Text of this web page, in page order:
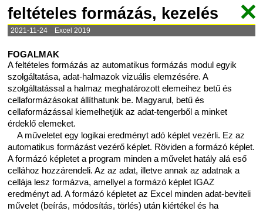
feltételes formázás, kezelés
2021-11-24 Excel 2019
FOGALMAK
A feltételes formázás az automatikus formázás modul egyik
szolgáltatása, adat-halmazok vizuális elemzésére. A
szolgáltatással a halmaz meghatározott elemeihez betű és
cellaformázásokat állíthatunk be. Magyarul, betű és
cellaformázással kiemelhetjük az adat-tengerből a minket
érdeklő elemeket.
A műveletet egy logikai eredményt adó képlet vezérli. Ez az
automatikus formázást vezérő képlet. Röviden a formázó képlet.
A formázó képletet a program minden a művelet hatály alá eső
cellához hozzárendeli. Az az adat, illetve annak az adatnak a
cellája lesz formázva, amellyel a formázó képlet IGAZ
eredményt ad. A formázó képletet az Excel minden adat-beviteli
művelet (beírás, módosítás, törlés) után kiértékel és ha